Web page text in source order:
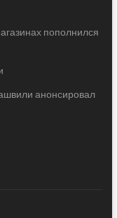
пополнился
анонсировал